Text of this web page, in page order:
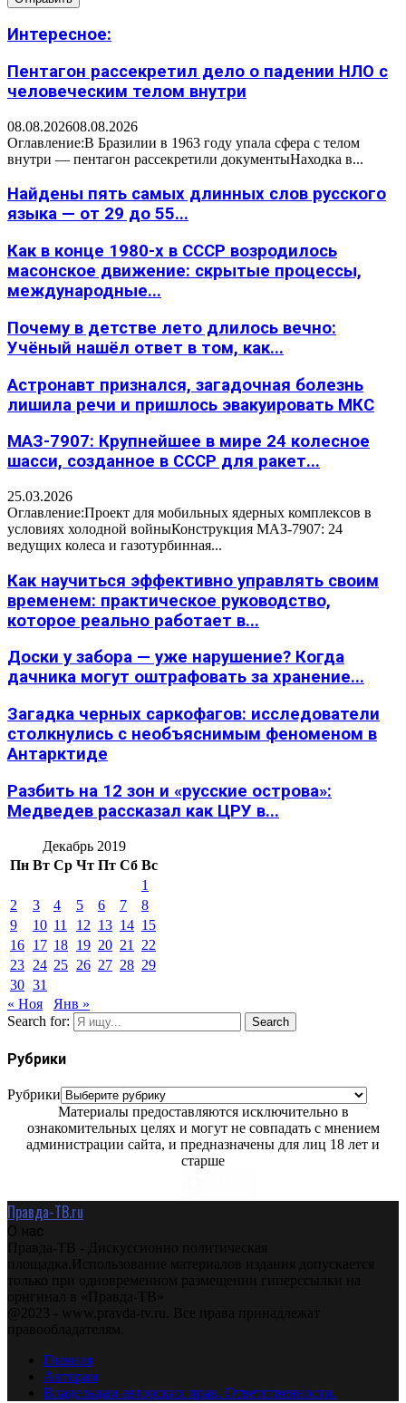
Интересное:
Пентагон рассекретил дело о падении НЛО с
человеческим телом внутри
08.08.202608.08.2026
Оглавление:В Бразилии в 1963 году упала сфера с телом
внутри — пентагон рассекретили документыНаходка в...
Найдены пять самых длинных слов русского
языка — от 29 до 55...
Как в конце 1980-х в СССР возродилось
масонское движение: скрытые процессы,
международные...
Почему в детстве лето длилось вечно:
Учёный нашёл ответ в том, как...
Астронавт признался, загадочная болезнь
лишила речи и пришлось эвакуировать МКС
МАЗ-7907: Крупнейшее в мире 24 колесное
шасси, созданное в СССР для ракет...
25.03.2026
Оглавление:Проект для мобильных ядерных комплексов в
условиях холодной войныКонструкция МАЗ-7907: 24
ведущих колеса и газотурбинная...
Как научиться эффективно управлять своим
временем: практическое руководство,
которое реально работает в...
Доски у забора — уже нарушение? Когда
дачника могут оштрафовать за хранение...
Загадка черных саркофагов: исследователи
столкнулись с необъяснимым феноменом в
Антарктиде
Разбить на 12 зон и «русские острова»:
Медведев рассказал как ЦРУ в...
Декабрь 2019
Пн Вт Ср Чт Пт Сб Вс
1
2
3 4 5 6 7
8
9
10 11 12 13 14 15
16 17 18 19 20 21
22
23 24 25 26 27 28 29
30 31
« Ноя
Янв »
Search for:
Search
Рубрики
Рубрики
Материалы предоставляются исключительно в
ознакомительных целях и могут не совпадать с мнением
администрации сайта, и предназначены для лиц 18 лет и
старше
Правда-ТВ.ru
О нас
Правда-ТВ - Дискуссионно политическая
площадка.Использование материалов издания допускается
только при одновременном размещении гиперссылки на
оригинал в «Правда-ТВ»
@2023 - www.pravda-tv.ru. Все права принадлежат
правообладателям.
Главная
Авторам
Владельцам авторских прав. Ответственности.